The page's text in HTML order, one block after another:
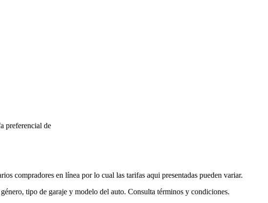
preferencial de
compradores en línea por lo cual las tarifas aqui presentadas pueden variar.
tipo de garaje y modelo del auto. Consulta términos y condiciones.